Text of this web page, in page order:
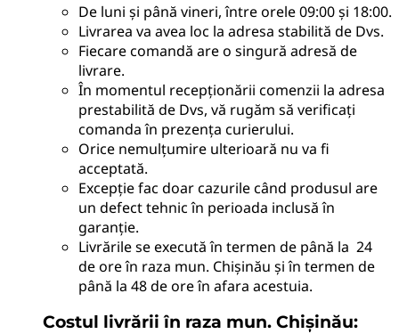
De luni și până vineri, între orele 09:00 și 18:00.
Livrarea va avea loc la adresa stabilită de Dvs.
Fiecare comandă are o singură adresă de
livrare.
În momentul recepționării comenzii la adresa
prestabilită de Dvs, vă rugăm să verificați
comanda în prezența curierului.
Orice nemulțumire ulterioară nu va fi
acceptată.
Excepție fac doar cazurile când produsul are
un defect tehnic în perioada inclusă în
garanție.
Livrările se execută în termen de până la 24
de ore în raza mun. Chișinău și în termen de
până la 48 de ore în afara acestuia.
Costul livrării în raza mun. Chișinău: